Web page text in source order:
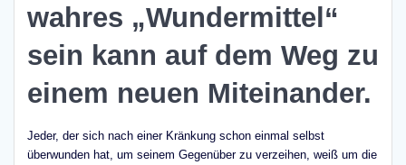
wahres „Wundermittel“
sein kann auf dem Weg zu
einem neuen Miteinander.
Jeder, der sich nach einer Kränkung schon einmal selbst
überwunden hat, um seinem Gegenüber zu verzeihen, weiß um die